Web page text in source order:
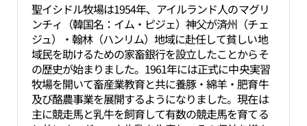
聖イシドル牧場は1954年、アイルランド人のマグリ
ンチィ（韓国名：イム・ピジェ）神父が済州（チェ
ジュ）・翰林（ハンリム）地域に赴任して貧しい地
域民を助けるための家畜銀行を設立したことからそ
の歴史が始まりました。1961年には正式に中央実習
牧場を開いて畜産業教育と共に養豚・綿羊・肥育牛
及び酪農事業を展開するようになりました。現在は
主に競走馬と乳牛を飼育して有数の競走馬を育てる